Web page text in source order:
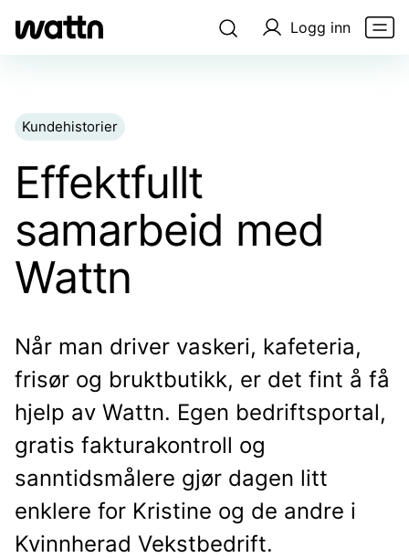
Logg inn
Kundehistorier
Effektfullt
samarbeid med
Wattn
Når man driver vaskeri, kafeteria,
frisør og bruktbutikk, er det fint å få
hjelp av Wattn. Egen bedriftsportal,
gratis fakturakontroll og
sanntidsmålere gjør dagen litt
enklere for Kristine og de andre i
Kvinnherad Vekstbedrift.